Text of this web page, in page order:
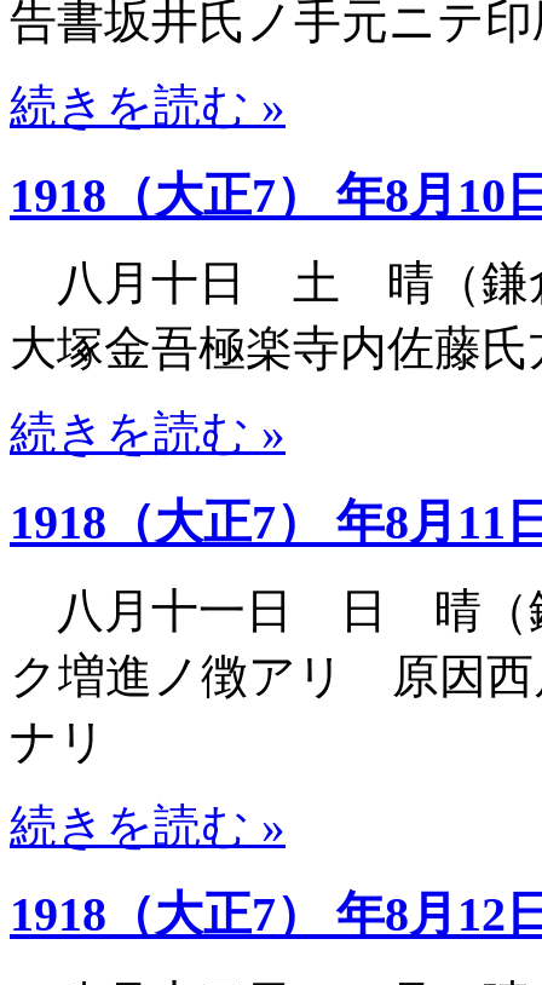
告書坂井氏ノ手元ニテ
続きを読む »
1918（大正7） 年8月10
八月十日 土 晴（鎌
大塚金吾極楽寺内佐藤
続きを読む »
1918（大正7） 年8月11
八月十一日 日 晴（
ク増進ノ徴アリ 原因西
ナリ
続きを読む »
1918（大正7） 年8月12